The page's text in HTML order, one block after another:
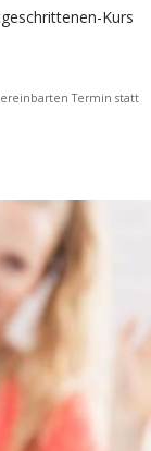
Kurs
Termin statt